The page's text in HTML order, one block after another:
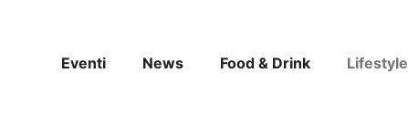
Eventi News Food & Drink Lifestyle